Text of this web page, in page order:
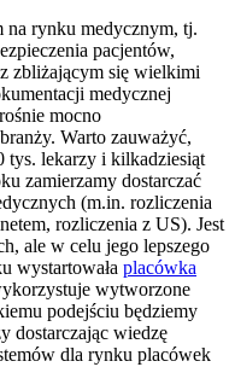
na rynku medycznym, tj.
pacjentów,
zbliżającym się wielkimi
medycznej
mocno
Warto zauważyć,
tys. lekarzy i kilkadziesiąt
zamierzamy dostarczać
(m.in. rozliczenia
rozliczenia z US). Jest
ale w celu jego lepszego
wystartowała placówka
wytworzone
podejściu będziemy
dostarczając wiedzę
dla rynku placówek